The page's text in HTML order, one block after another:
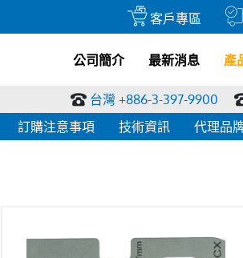
客戶專區
公司簡介 最新消息 產
台灣 +886-3-397-9900
訂購注意事項
技術資訊 代理品